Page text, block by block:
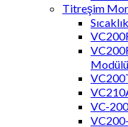
Titreşim
Modülü
VC-